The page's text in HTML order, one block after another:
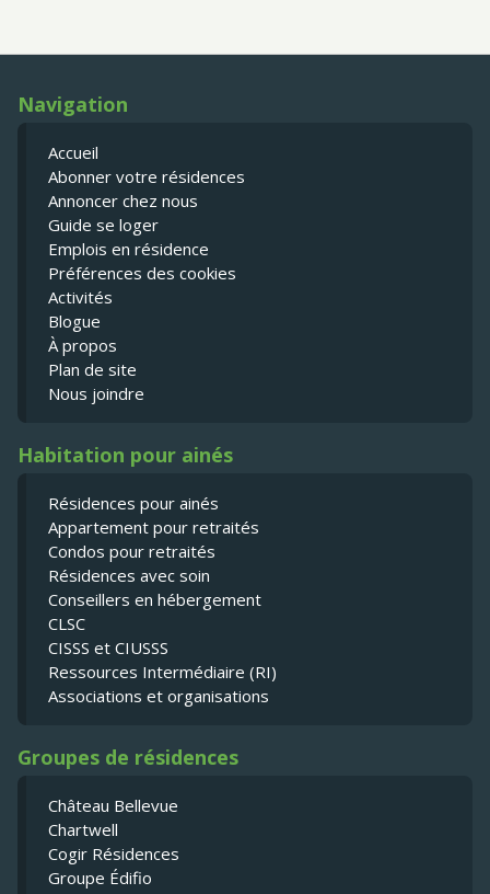
Navigation
Accueil
Abonner votre résidences
Annoncer chez nous
Guide se loger
Emplois en résidence
Préférences des cookies
Activités
Blogue
À propos
Plan de site
Nous joindre
Habitation pour ainés
Résidences pour ainés
Appartement pour retraités
Condos pour retraités
Résidences avec soin
Conseillers en hébergement
CLSC
CISSS et CIUSSS
Ressources Intermédiaire (RI)
Associations et organisations
Groupes de résidences
Château Bellevue
Chartwell
Cogir Résidences
Groupe Édifio